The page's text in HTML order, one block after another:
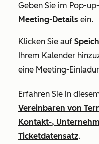
Geben Sie im Pop-
Meeting-Details ein.
Klicken Sie auf
Ihrem Kalender
eine Meeting-
Erfahren Sie in
Vereinbaren von
Kontakt-,
Ticketdatensatz.